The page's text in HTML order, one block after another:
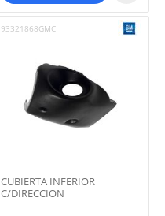
93321868GMC
CUBIERTA INFERIOR
C/DIRECCION